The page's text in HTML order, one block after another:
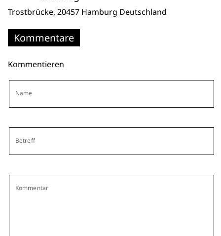
Trostbrücke, 20457 Hamburg Deutschland
Kommentare
Kommentieren
Name
Betreff
Kommentar